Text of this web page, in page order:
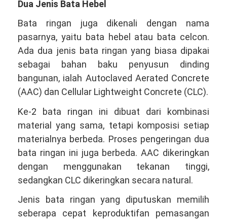
Dua Jenis Bata Hebel
Bata ringan juga dikenali dengan nama
pasarnya, yaitu bata hebel atau bata celcon.
Ada dua jenis bata ringan yang biasa dipakai
sebagai bahan baku penyusun dinding
bangunan, ialah Autoclaved Aerated Concrete
(AAC) dan Cellular Lightweight Concrete (CLC).
Ke-2 bata ringan ini dibuat dari kombinasi
material yang sama, tetapi komposisi setiap
materialnya berbeda. Proses pengeringan dua
bata ringan ini juga berbeda. AAC dikeringkan
dengan menggunakan tekanan tinggi,
sedangkan CLC dikeringkan secara natural.
Jenis bata ringan yang diputuskan memilih
seberapa cepat keproduktifan pemasangan